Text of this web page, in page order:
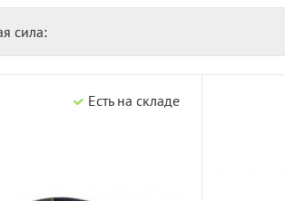
сила:
Есть на складе